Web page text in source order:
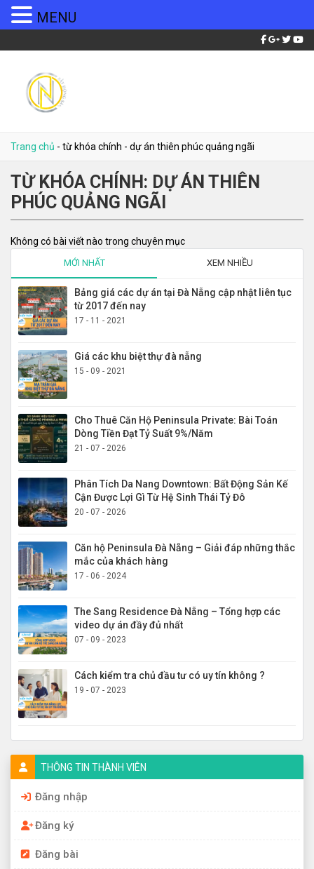
Trang chủ - từ khóa chính - dự án thiên phúc quảng ngãi
TỪ KHÓA CHÍNH: DỰ ÁN THIÊN
PHÚC QUẢNG NGÃI
Không có bài viết nào trong chuyên mục
MỚI NHẤT XEM NHIỀU
Bảng giá các dự án tại Đà Nẵng cập nhật liên tục
từ 2017 đến nay
17 - 11 - 2021
Giá các khu biệt thự đà nẵng
15 - 09 - 2021
Cho Thuê Căn Hộ Peninsula Private: Bài Toán
Dòng Tiền Đạt Tỷ Suất 9%/Năm
21 - 07 - 2026
Phân Tích Da Nang Downtown: Bất Động Sản Kế
Cận Được Lợi Gì Từ Hệ Sinh Thái Tỷ Đô
20 - 07 - 2026
Căn hộ Peninsula Đà Nẵng – Giải đáp những thắc
mắc của khách hàng
17 - 06 - 2024
The Sang Residence Đà Nẵng – Tổng hợp các
video dự án đầy đủ nhất
07 - 09 - 2023
Cách kiểm tra chủ đầu tư có uy tín không ?
19 - 07 - 2023
THÔNG TIN THÀNH VIÊN
Đăng nhập
Đăng ký
Đăng bài
MENU